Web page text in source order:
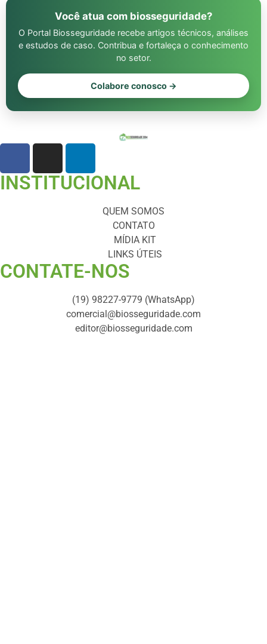
Você atua com biosseguridade?
O Portal Biosseguridade recebe artigos técnicos, análises
e estudos de caso. Contribua e fortaleça o conhecimento
no setor.
Colabore conosco →
INSTITUCIONAL
QUEM SOMOS
CONTATO
MÍDIA KIT
LINKS ÚTEIS
CONTATE-NOS ​
(19) 98227-9779 (WhatsApp)
comercial@biosseguridade.com
editor@biosseguridade.com